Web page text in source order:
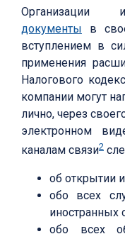
Организации
документы в
вступлением в
применения
Налогового
компании могут
лично, через
электронном
каналам связи2
об открытии
обо всех
иностранных
обо всех